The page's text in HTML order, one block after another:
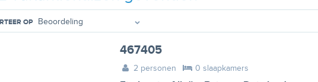
OP
467405
2 personen 0 slaapkamers